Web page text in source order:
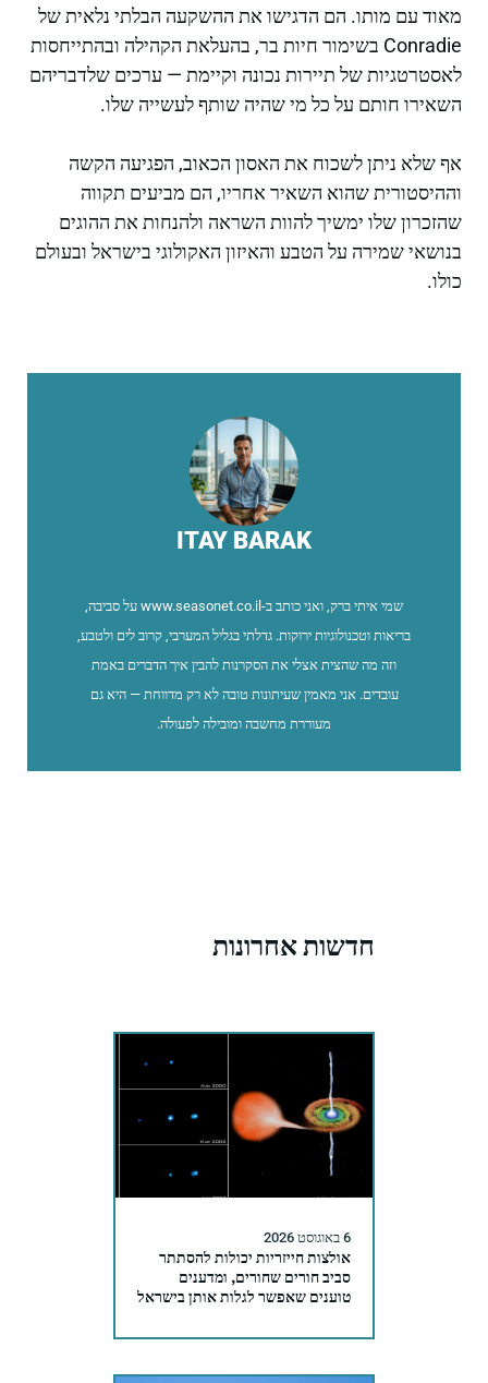
מאוד עם מותו. הם הדגישו את ההשקעה הבלתי נלאית של
Conradie בשימור חיות בר, בהעלאת הקהילה ובהתייחסות
לאסטרטגיות של תיירות נכונה וקיימת — ערכים שלדבריהם
השאירו חותם על כל מי שהיה שותף לעשייה שלו.
אף שלא ניתן לשכוח את האסון הכאוב, הפגיעה הקשה
וההיסטורית שהוא השאיר אחריו, הם מביעים תקווה
שהזכרון שלו ימשיך להוות השראה ולהנחות את ההוגים
בנושאי שמירה על הטבע והאיזון האקולוגי בישראל ובעולם
כולו.
ITAY BARAK
שמי איתי ברק, ואני כותב ב-www.seasonet.co.il על סביבה,
בריאות וטכנולוגיות ירוקות. גדלתי בגליל המערבי, קרוב לים ולטבע,
וזה מה שהצית אצלי את הסקרנות להבין איך הדברים באמת
עובדים. אני מאמין שעיתונות טובה לא רק מדווחת — היא גם
מעוררת מחשבה ומובילה לפעולה.
חדשות אחרונות
6 באוגוסט 2026
אולצות חייזריות יכולות להסתתר
סביב חורים שחורים, ומדענים
טוענים שאפשר לגלות אותן בישראל